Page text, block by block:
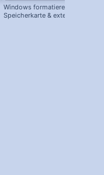
Windows formatieren: USB Stick,
Speicherkarte & externe Festplatte